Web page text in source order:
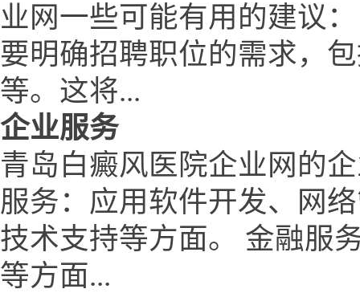
业网一些可能有用的建议
要明确招聘职位的需求，
等。这将...
企业服务
青岛白癜风医院企业网的
服务：应用软件开发、网
技术支持等方面。 金融服
等方面...